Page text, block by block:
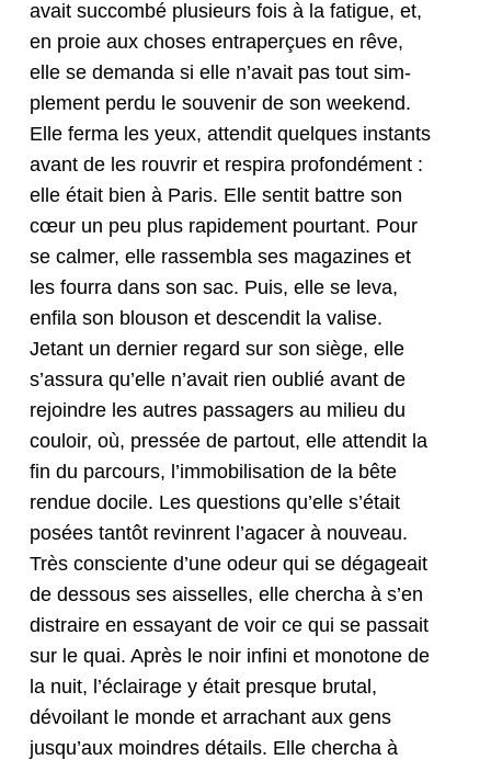
avait suc­com­bé plusieurs fois à la fatigue, et,
en proie aux choses entrap­erçues en rêve,
elle se deman­da si elle n’avait pas tout sim­
ple­ment per­du le sou­venir de son week­end.
Elle fer­ma les yeux, atten­dit quelques instants
avant de les rou­vrir et res­pi­ra pro­fondé­ment :
elle était bien à Paris. Elle sen­tit bat­tre son
cœur un peu plus rapi­de­ment pour­tant. Pour
se calmer, elle rassem­bla ses mag­a­zines et
les four­ra dans son sac. Puis, elle se leva,
enfi­la son blou­son et descen­dit la valise.
Jetant un dernier regard sur son siège, elle
s’assura qu’elle n’avait rien oublié avant de
rejoin­dre les autres pas­sagers au milieu du
couloir, où, pressée de partout, elle atten­dit la
fin du par­cours, l’im­mo­bil­i­sa­tion de la bête
ren­due docile. Les ques­tions qu’elle s’était
posées tan­tôt revin­rent l’agacer à nou­veau.
Très con­sciente d’une odeur qui se dégageait
de dessous ses ais­selles, elle cher­cha à s’en
dis­traire en essayant de voir ce qui se pas­sait
sur le quai. Après le noir infi­ni et monot­o­ne de
la nuit, l’é­clairage y était presque bru­tal,
dévoilant le monde et arrachant aux gens
jusqu’aux moin­dres détails. Elle cher­cha à